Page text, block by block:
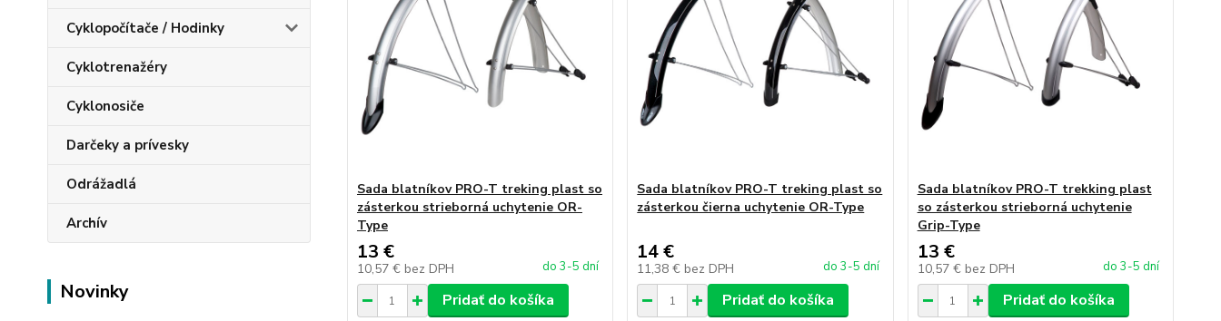
Cyklopočítače / Hodinky
Cyklotrenažéry
Cyklonosiče
Darčeky a prívesky
Odrážadlá
Archív
Novinky
Sada blatníkov PRO-T treking plast so
zásterkou strieborná uchytenie OR-
Type
13 €
10,57 € bez DPH do 3-5 dní
Pridať do košíka
Sada blatníkov PRO-T treking plast so
zásterkou čierna uchytenie OR-Type
14 €
11,38 € bez DPH do 3-5 dní
Pridať do košíka
Sada blatníkov PRO-T trekking plast
so zásterkou strieborná uchytenie
Grip-Type
13 €
10,57 € bez DPH do 3-5 dní
Pridať do košíka